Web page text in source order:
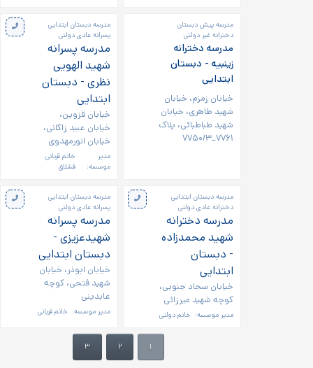
مدرسه پیش دبستان
دخترانه غیر دولتی
مدرسه دخترانه
زینبیه - دبستان
ابتدایی
خیابان زمزم، خیابان
شهید طاهری، خیابان
شهید طباطبائی، پلاک
۷۷۶۱_۷۷۵۰/۳
مدرسه دبستان ابتدایی
پسرانه عادی دولتی
مدرسه پسرانه
شهید الهویی
نظری - دبستان
ابتدایی
خیابان قزوین،
خیابان عبید زاکانی،
خیابان انورمهدوی
مدیر
موسسه:
خانم قربانی
قشلاق
مدرسه دبستان ابتدایی
دخترانه عادی دولتی
مدرسه دخترانه
شهید محمدزاده
- دبستان
ابتدایی
خیابان سجاد جنوبی،
کوچه شهید میرزائی
مدیر موسسه: خانم دولتی
مدرسه دبستان ابتدایی
پسرانه عادی دولتی
مدرسه پسرانه
شهیدعزیزی -
دبستان ابتدایی
خیابان ابوذر، خیابان
شهید فتحی، کوچه
عابدینی
مدیر موسسه: خانم قربانی
۱ ۲ ۳